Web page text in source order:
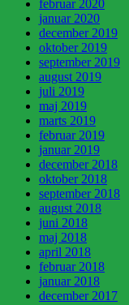
februar 2020
januar 2020
december 2019
oktober 2019
september 2019
august 2019
juli 2019
maj 2019
marts 2019
februar 2019
januar 2019
december 2018
oktober 2018
september 2018
august 2018
juni 2018
maj 2018
april 2018
februar 2018
januar 2018
december 2017